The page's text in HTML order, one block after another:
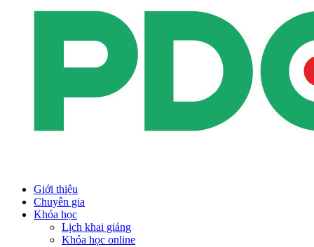
Giới thiệu
Chuyên gia
Khóa học
Lịch khai giảng
Khóa học online